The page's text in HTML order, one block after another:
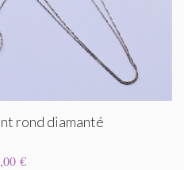
rond diamanté
€